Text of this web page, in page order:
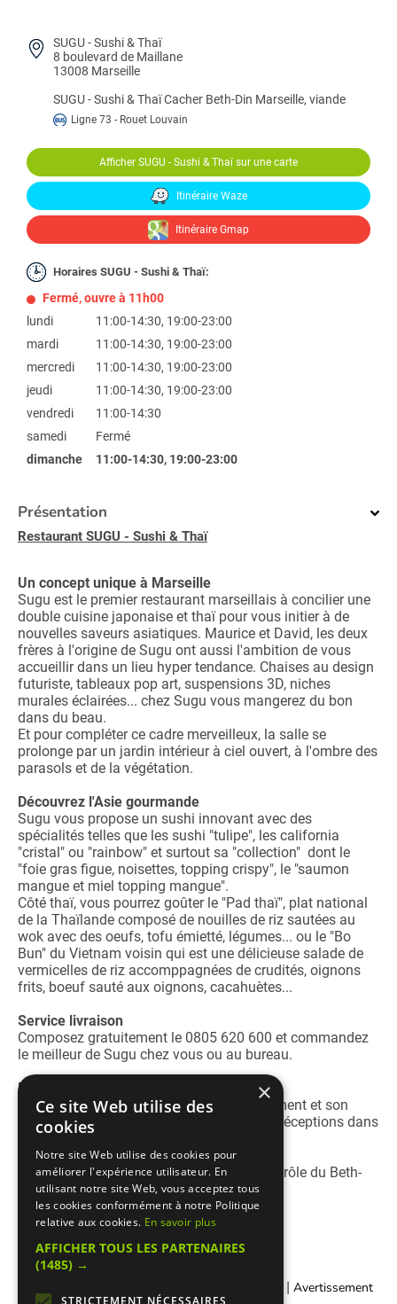
SUGU - Sushi & Thaï
8 boulevard de Maillane
13008 Marseille
SUGU - Sushi & ThaïCacher Beth-Din Marseille, viande
Ligne 73 - Rouet Louvain
Afficher SUGU - Sushi & Thaï sur une carte
Itinéraire Waze
Itinéraire Gmap
Horaires SUGU - Sushi & Thaï:
Fermé, ouvre à 11h00
lundi
11:00-14:30, 19:00-23:00
mardi
11:00-14:30, 19:00-23:00
mercredi
11:00-14:30, 19:00-23:00
jeudi
11:00-14:30, 19:00-23:00
vendredi
11:00-14:30
samedi
Fermé
dimanche
11:00-14:30, 19:00-23:00
Présentation
Restaurant SUGU - Sushi & Thaï
Un concept unique à Marseille
Sugu est le premier restaurant marseillais à concilier une
double cuisine japonaise et thaï pour vous initier à de
nouvelles saveurs asiatiques. Maurice et David, les deux
frères à l'origine de Sugu ont aussi l'ambition de vous
accueillir dans un lieu hyper tendance. Chaises au design
futuriste, tableaux pop art, suspensions 3D, niches
murales éclairées... chez Sugu vous mangerez du bon
dans du beau.
Et pour compléter ce cadre merveilleux, la salle se
prolonge par un jardin intérieur à ciel ouvert, à l'ombre des
parasols et de la végétation.
Découvrez l'Asie gourmande
Sugu vous propose un sushi innovant avec des
spécialités telles que les sushi "tulipe", les california
"cristal" ou "rainbow" et surtout sa "collection" dont le
"foie gras figue, noisettes, topping crispy", le "saumon
mangue et miel topping mangue".
Côté thaï, vous pourrez goûter le "Pad thaï", plat national
de la Thaïlande composé de nouilles de riz sautées au
wok avec des oeufs, tofu émietté, légumes... ou le "Bo
Bun" du Vietnam voisin qui est une délicieuse salade de
vermicelles de riz accomppagnées de crudités, oignons
frits, boeuf sauté aux oignons, cacahuètes...
Service livraison
Composez gratuitement le 0805 620 600 et commandez
le meilleur de Sugu chez vous ou au bureau.
Privatisation de salle
Avec sa grande salle décorée avec raffinement et son
pation, Sugu vous permet d'organiser vos réceptions dans
un cadre exceptionnel.
Sugu est un restaurant cacher sous le contrôle du Beth-
Din de Marseille.
| Avertissement
×
Ce site Web utilise des
cookies
Notre site Web utilise des cookies pour
améliorer l'expérience utilisateur. En
utilisant notre site Web, vous acceptez tous
les cookies conformément à notre Politique
relative aux cookies. En savoir plus
AFFICHER TOUS LES PARTENAIRES
(1485) →
STRICTEMENT NÉCESSAIRES